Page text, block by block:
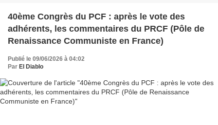
40ème Congrès du PCF : après le vote des
adhérents, les commentaires du PRCF (Pôle de
Renaissance Communiste en France)
Publié le 09/06/2026 à 04:02
Par El Diablo